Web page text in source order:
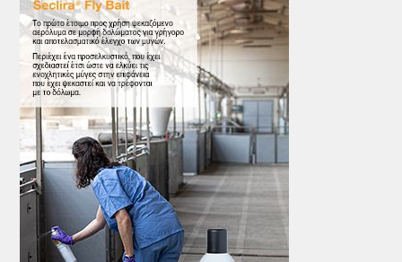
ΤΟ ΠΕΡΙΟΔΙΚΟ
Profile
ΑΡΧΕΙΟ ΤΕΥΧΩΝ
ΣΥΝΕΔΡΙΟ ΚΡΕΑΤΟΣ